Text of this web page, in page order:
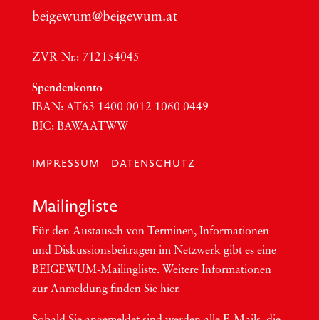
beigewum@beigewum.at
ZVR-Nr.: 712154045
Spen­den­kon­to
IBAN: AT63 1400 0012 1060 0449
BIC: BAWAATWW
IMPRESSUM | DATENSCHUTZ
Mai­ling­lis­te
Für den Aus­tausch von Ter­mi­nen, Infor­ma­tio­nen
und Dis­kus­si­ons­bei­trä­gen im Netzwerk gibt es eine
BEI­GEWUM-Mai­ling­lis­te. Wei­te­re Infor­ma­tio­nen
zur Anmel­dung fin­den Sie hier.